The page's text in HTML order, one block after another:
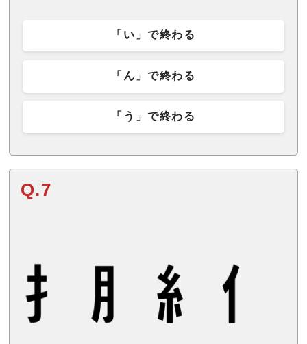
「い」で終わる
「ん」で終わる
「う」で終わる
Q.7